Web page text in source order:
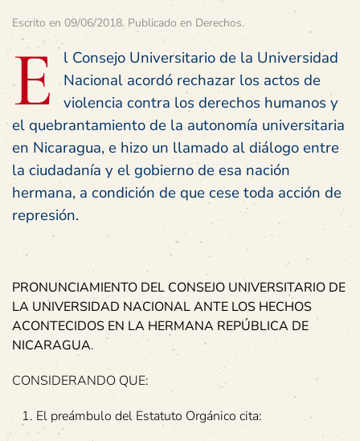
Escrito en 09/06/2018. Publicado en Derechos.
E
l Consejo Universitario de la Universidad
Nacional acordó rechazar los actos de
violencia contra los derechos humanos y
el quebrantamiento de la autonomía universitaria
en Nicaragua, e hizo un llamado al diálogo entre
la ciudadanía y el gobierno de esa nación
hermana, a condición de que cese toda acción de
represión.
PRONUNCIAMIENTO DEL CONSEJO UNIVERSITARIO DE
LA UNIVERSIDAD NACIONAL ANTE LOS HECHOS
ACONTECIDOS EN LA HERMANA REPÚBLICA DE
NICARAGUA.
CONSIDERANDO QUE:
El preámbulo del Estatuto Orgánico cita: